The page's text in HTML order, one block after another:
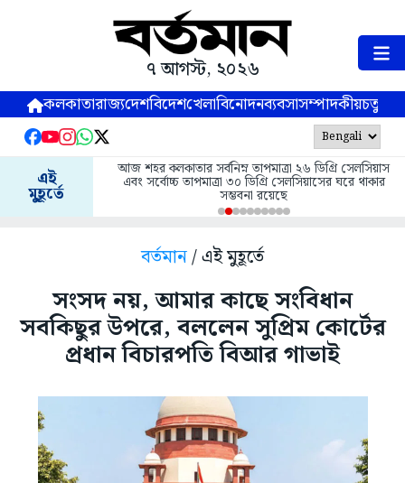
৭ আগস্ট, ২০২৬
কলকাতারাজ্যদেশবিদেশখেলাবিনোদনব্যবসাসম্পাদকীয়
এই
মুহূর্তে
আজ শহর কলকাতার সর্বনিম্ন তাপমাত্রা ২৬ ডিগ্রি সেলসিয়াস
এবং সর্বোচ্চ তাপমাত্রা ৩০ ডিগ্রি সেলসিয়াসের ঘরে থাকার
সম্ভবনা রয়েছে
বর্তমান/ এই মুহূর্তে
সংসদ নয়, আমার কাছে সংবিধান
সবকিছুর উপরে, বললেন সুপ্রিম কোর্টের
প্রধান বিচারপতি বিআর গাভাই